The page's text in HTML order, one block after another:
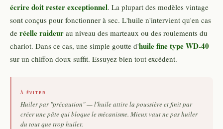
écrire doit rester exceptionnel. La plupart des modèles vintage
sont conçus pour fonctionner à sec. L'huile n'intervient qu'en cas
de réelle raideur au niveau des marteaux ou des roulements du
chariot. Dans ce cas, une simple goutte d'huile fine type WD-40
sur un chiffon doux suffit. Essuyez bien tout excédent.
À ÉVITER
Huiler par "précaution" — l'huile attire la poussière et finit par
créer une pâte qui bloque le mécanisme. Mieux vaut ne pas huiler
du tout que trop huiler.